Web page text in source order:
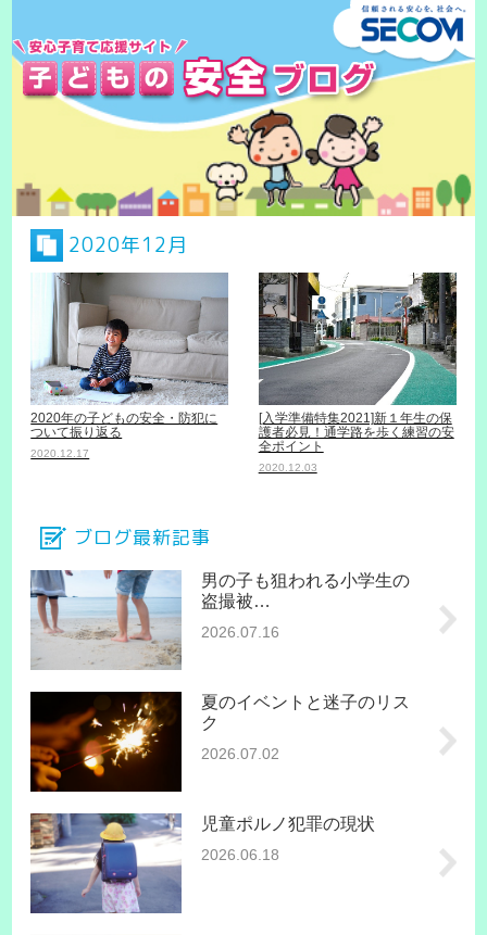
2020年12月
2020年の子どもの安全・防犯に
ついて振り返る
2020.12.17
[入学準備特集2021]新１年生の保
護者必見！通学路を歩く練習の安
全ポイント
2020.12.03
ブログ最新記事
男の子も狙われる小学生の
盗撮被…
2026.07.16
夏のイベントと迷子のリス
ク
2026.07.02
児童ポルノ犯罪の現状
2026.06.18